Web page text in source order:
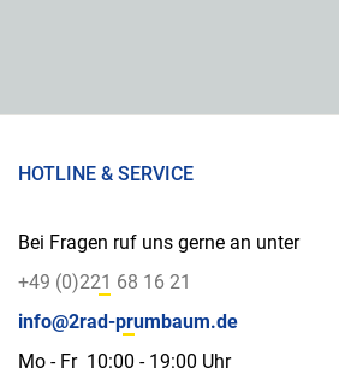
HOTLINE & SERVICE
Bei Fragen ruf uns gerne an unter
+49 (0)221 68 16 21
info@2rad-prumbaum.de
Mo - Fr 10:00 - 19:00 Uhr